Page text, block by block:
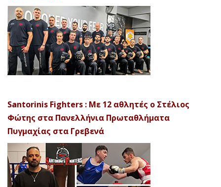
Santorinis Fighters : Με 12 αθλητές ο Στέλιος
Φώτης στα Πανελλήνια Πρωταθλήματα
Πυγμαχίας στα Γρεβενά